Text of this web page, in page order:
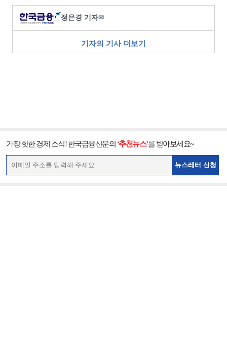
정은경 기자✉
기자의 기사 더보기
가장 핫한 경제 소식! 한국금융신문의 ‘추천뉴스’를 받아보세요~
뉴스레터 신청